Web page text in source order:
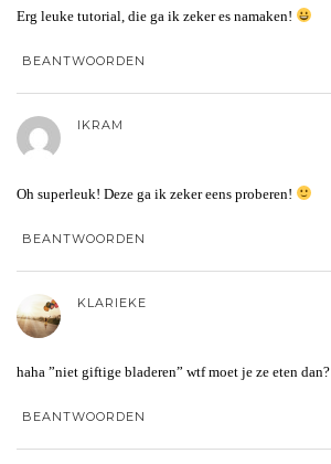
Erg leuke tutorial, die ga ik zeker es namaken!
BEANTWOORDEN
IKRAM
Oh superleuk! Deze ga ik zeker eens proberen!
BEANTWOORDEN
KLARIEKE
haha ”niet giftige bladeren” wtf moet je ze eten dan?
BEANTWOORDEN